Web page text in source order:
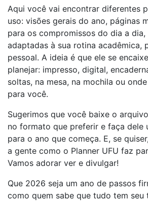
Aqui você vai encontrar diferentes
uso: visões gerais do ano, páginas
para os compromissos do dia a
adaptadas à sua rotina acadêmica,
pessoal. A ideia é que ele se
planejar: impresso, digital,
soltas, na mesa, na mochila ou
para você.
Sugerimos que você baixe o
no formato que preferir e faça dele
para o ano que começa. E, se
a gente como o Planner UFU faz
Vamos adorar ver e divulgar!
Que 2026 seja um ano de passos
como quem sabe que tudo tem seu